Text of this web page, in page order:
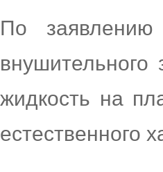
По
внушительного
жидкость на
естественного